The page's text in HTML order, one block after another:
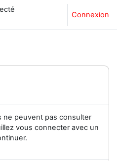
Connexion
ne peuvent pas consulter
vous connecter avec un